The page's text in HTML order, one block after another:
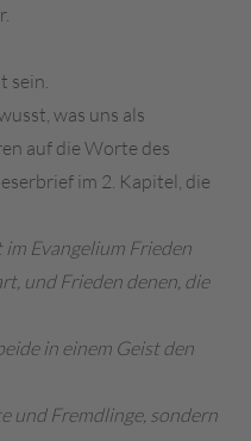
sein.
was uns als
auf die Worte des
im 2. Kapitel, die
Evangelium Frieden
und Frieden denen, die
in einem Geist den
und Fremdlinge, sondern